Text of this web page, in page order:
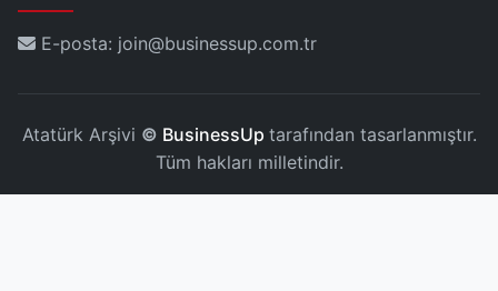
E-posta: join@businessup.com.tr
Atatürk Arşivi © BusinessUp tarafından tasarlanmıştır.
Tüm hakları milletindir.